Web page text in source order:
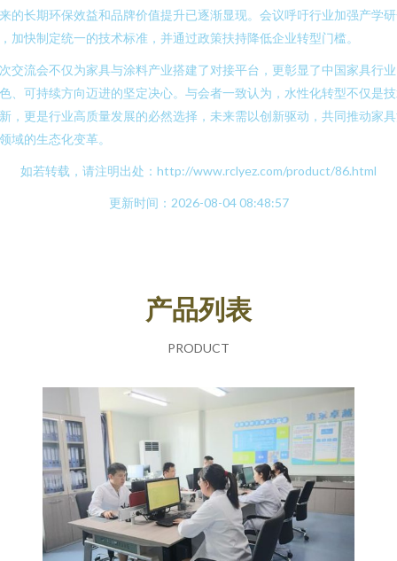
的长期环保效益和品牌价值提升已逐渐显现。会议呼吁行业加强产学
加快制定统一的技术标准，并通过政策扶持降低企业转型门槛。
交流会不仅为家具与涂料产业搭建了对接平台，更彰显了中国家具行
、可持续方向迈进的坚定决心。与会者一致认为，水性化转型不仅是
，更是行业高质量发展的必然选择，未来需以创新驱动，共同推动家
域的生态化变革。
如若转载，请注明出处：http://www.rclyez.com/product/86.html
更新时间：2026-08-04 08:48:57
产品列表
PRODUCT